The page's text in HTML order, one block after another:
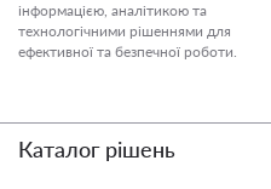
інформацією, аналітикою та
технологічними рішеннями для
ефективної та безпечної роботи.
Каталог рішень